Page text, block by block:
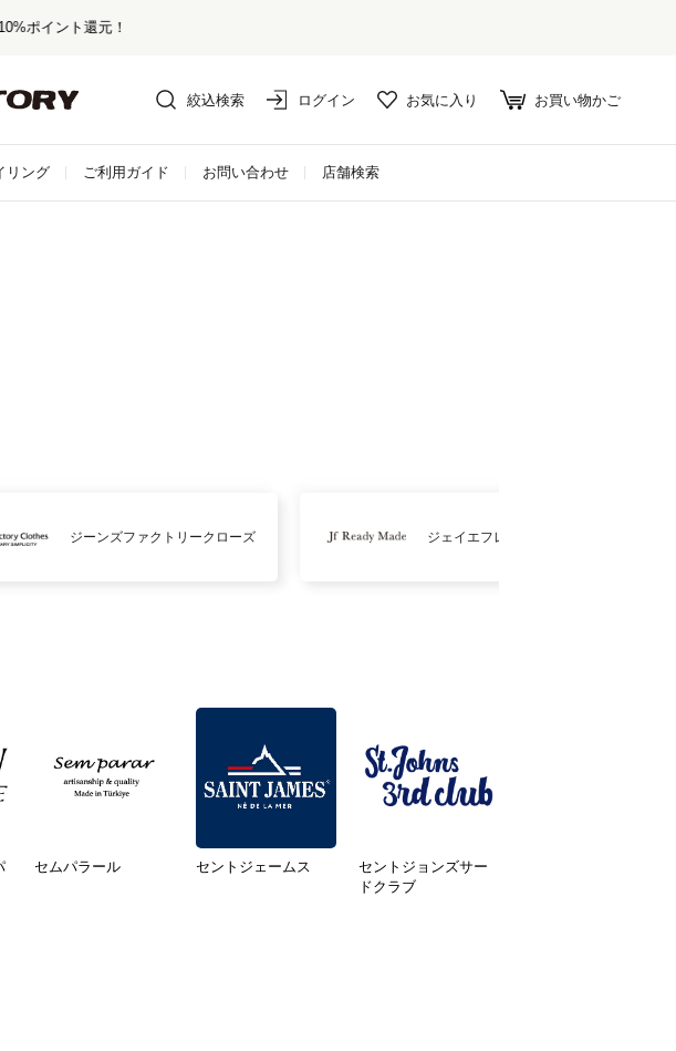
ント還元！
絞込検索 ログイン お気に入り お買い物かご
リング ご利用ガイド お問い合わせ 店舗検索
ジーンズファクトリークローズ ジェイエフレディメイド
セムパラール セントジェームス
セントジョンズサー
ドクラブ